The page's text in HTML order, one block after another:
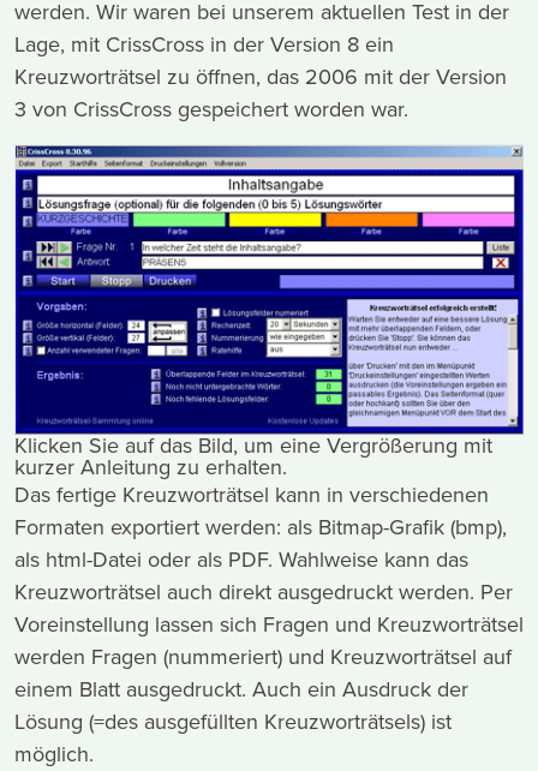
werden. Wir waren bei unserem aktuellen Test in der
Lage, mit CrissCross in der Version 8 ein
Kreuzworträtsel zu öffnen, das 2006 mit der Version
3 von CrissCross gespeichert worden war.
Klicken Sie auf das Bild, um eine Vergrößerung mit
kurzer Anleitung zu erhalten.
Das fertige Kreuzworträtsel kann in verschiedenen
Formaten exportiert werden: als Bitmap-Grafik (bmp),
als html-Datei oder als PDF. Wahlweise kann das
Kreuzworträtsel auch direkt ausgedruckt werden. Per
Voreinstellung lassen sich Fragen und Kreuzworträtsel
werden Fragen (nummeriert) und Kreuzworträtsel auf
einem Blatt ausgedruckt. Auch ein Ausdruck der
Lösung (=des ausgefüllten Kreuzworträtsels) ist
möglich.